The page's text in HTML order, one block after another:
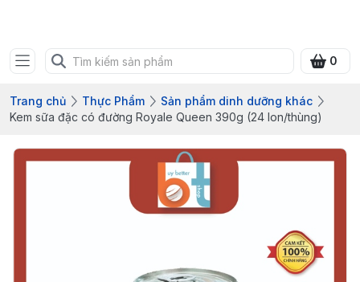
0
Trang chủ Thực Phẩm
Sản phẩm dinh dưỡng khác
Kem sữa đặc có đường Royale Queen 390g (24 lon/thùng)